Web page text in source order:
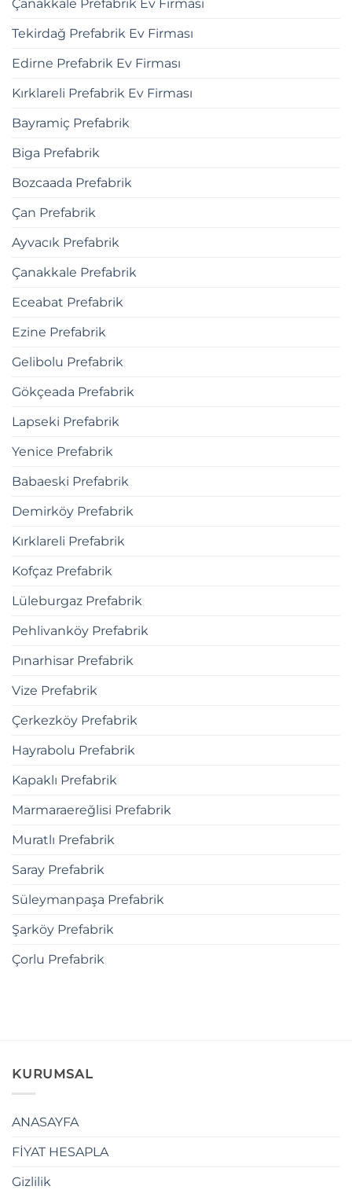
Çanakkale Prefabrik Ev Firması
Tekirdağ Prefabrik Ev Firması
Edirne Prefabrik Ev Firması
Kırklareli Prefabrik Ev Firması
Bayramiç Prefabrik
Biga Prefabrik
Bozcaada Prefabrik
Çan Prefabrik
Ayvacık Prefabrik
Çanakkale Prefabrik
Eceabat Prefabrik
Ezine Prefabrik
Gelibolu Prefabrik
Gökçeada Prefabrik
Lapseki Prefabrik
Yenice Prefabrik
Babaeski Prefabrik
Demirköy Prefabrik
Kırklareli Prefabrik
Kofçaz Prefabrik
Lüleburgaz Prefabrik
Pehlivanköy Prefabrik
Pınarhisar Prefabrik
Vize Prefabrik
Çerkezköy Prefabrik
Hayrabolu Prefabrik
Kapaklı Prefabrik
Marmaraereğlisi Prefabrik
Muratlı Prefabrik
Saray Prefabrik
Süleymanpaşa Prefabrik
Şarköy Prefabrik
Çorlu Prefabrik
KURUMSAL
ANASAYFA
FİYAT HESAPLA
Gizlilik